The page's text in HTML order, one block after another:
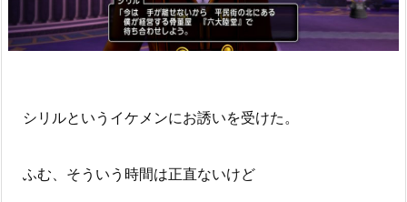
シリルというイケメンにお誘いを受けた。
ふむ、そういう時間は正直ないけど